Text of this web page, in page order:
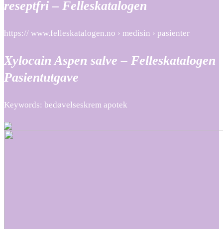
reseptfri – Felleskatalogen
https:// www.felleskatalogen.no › medisin › pasienter
Xylocain Aspen salve – Felleskatalogen
Pasientutgave
Keywords: bedøvelseskrem apotek